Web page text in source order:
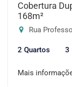
Cobertura
168m²
Rua Professor
2 Quartos 3
Mais